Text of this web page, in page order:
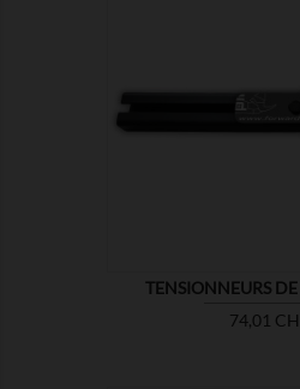
TENSIONNEURS
Prix
74,01
MONTRER